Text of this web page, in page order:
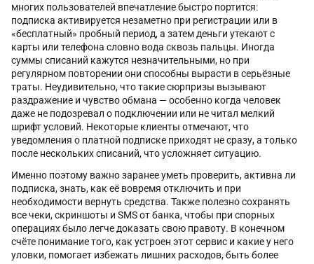
многих пользователей впечатление быстро портится:
подписка активируется незаметно при регистрации или в
«бесплатный» пробный период, а затем деньги утекают с
карты или телефона словно вода сквозь пальцы. Иногда
суммы списаний кажутся незначительными, но при
регулярном повторении они способны вырасти в серьёзные
траты. Неудивительно, что такие сюрпризы вызывают
раздражение и чувство обмана — особенно когда человек
даже не подозревал о подключении или не читал мелкий
шрифт условий. Некоторые клиенты отмечают, что
уведомления о платной подписке приходят не сразу, а только
после нескольких списаний, что усложняет ситуацию.
Именно поэтому важно заранее уметь проверить, активна ли
подписка, знать, как её вовремя отключить и при
необходимости вернуть средства. Также полезно сохранять
все чеки, скриншоты и SMS от банка, чтобы при спорных
операциях было легче доказать свою правоту. В конечном
счёте понимание того, как устроен этот сервис и какие у него
уловки, помогает избежать лишних расходов, быть более